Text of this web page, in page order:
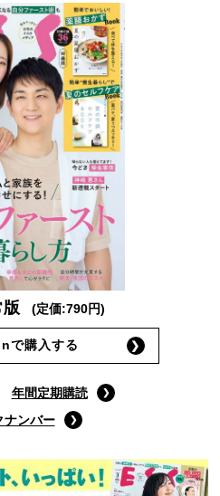
(定価:790円)
で購入する
年間定期購読
ナンバー